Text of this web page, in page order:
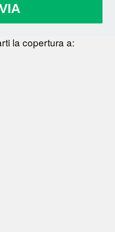
la copertura a: